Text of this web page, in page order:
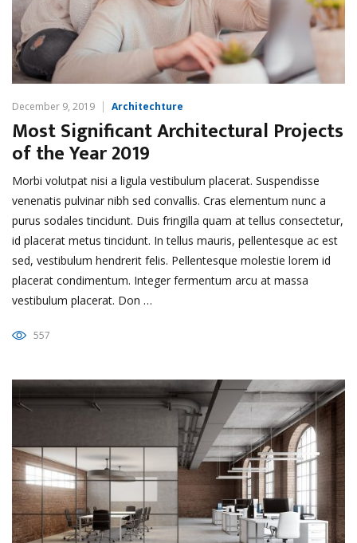
December 9, 2019 Architechture
Most Significant Architectural Projects
of the Year 2019
Morbi volutpat nisi a ligula vestibulum placerat. Suspendisse
venenatis pulvinar nibh sed convallis. Cras elementum nunc a
purus sodales tincidunt. Duis fringilla quam at tellus consectetur,
id placerat metus tincidunt. In tellus mauris, pellentesque ac est
sed, vestibulum hendrerit felis. Pellentesque molestie lorem id
placerat condimentum. Integer fermentum arcu at massa
vestibulum placerat. Don …
557